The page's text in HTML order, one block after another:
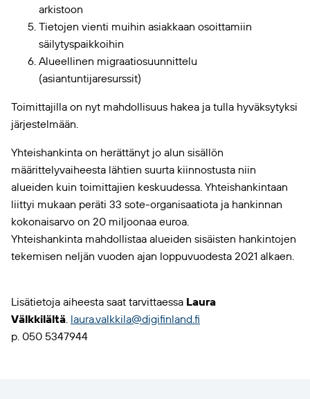
arkistoon
Tietojen vienti muihin asiakkaan osoittamiin
säilytyspaikkoihin
Alueellinen migraatiosuunnittelu
(asiantuntijaresurssit)
Toimittajilla on nyt mahdollisuus hakea ja tulla hyväksytyksi
järjestelmään.
Yhteishankinta on herättänyt jo alun sisällön
määrittelyvaiheesta lähtien suurta kiinnostusta niin
alueiden kuin toimittajien keskuudessa. Yhteishankintaan
liittyi mukaan peräti 33 sote-organisaatiota ja hankinnan
kokonaisarvo on 20 miljoonaa euroa.
Yhteishankinta mahdollistaa alueiden sisäisten hankintojen
tekemisen neljän vuoden ajan loppuvuodesta 2021 alkaen.
Lisätietoja aiheesta saat tarvittaessa Laura
Välkkilältä. laura.valkkila@digifinland.fi
p. 050 5347944